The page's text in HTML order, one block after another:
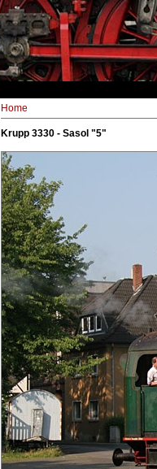
Home
Krupp 3330 - Sasol "5"